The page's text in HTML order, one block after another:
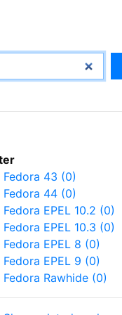
Fedora 43 (0)
Fedora 44 (0)
Fedora EPEL 10.2 (0)
Fedora EPEL 10.3 (0)
Fedora EPEL 8 (0)
Fedora EPEL 9 (0)
Fedora Rawhide (0)